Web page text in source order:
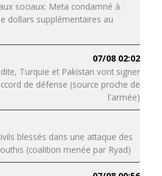
sociaux: Meta condamné à
dollars supplémentaires au
07/08 02:02
Turquie et Pakistan vont signer
de défense (source proche de
l'armée)
blessés dans une attaque des
(coalition menée par Ryad)